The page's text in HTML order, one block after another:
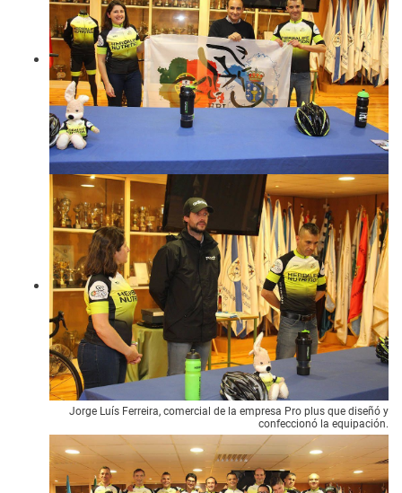
Jorge Luís Ferreira, comercial de la empresa Pro plus que diseñó y
confeccionó la equipación.